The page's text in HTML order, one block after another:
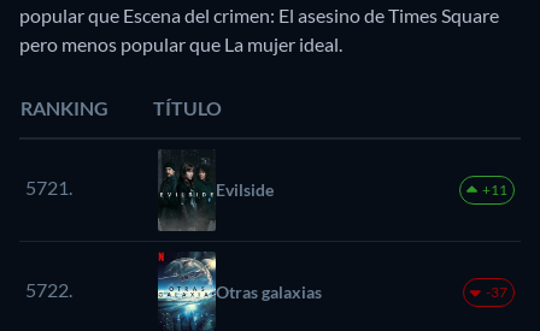
popular que Escena del crimen: El asesino de Times Square
pero menos popular que La mujer ideal.
RANKING TÍTULO
5721. Evilside +11
5722. Otras galaxias -37